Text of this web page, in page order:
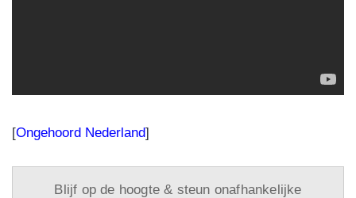
[Ongehoord Nederland]
Blijf op de hoogte & steun onafhankelijke